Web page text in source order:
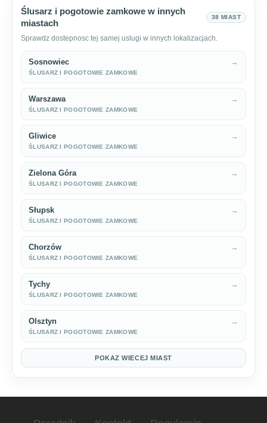
Ślusarz i pogotowie zamkowe w innych
miastach
38 MIAST
Sprawdz dostepnosc tej samej uslugi w innych lokalizacjach.
Sosnowiec
ŚLUSARZ I POGOTOWIE ZAMKOWE
→
Warszawa
ŚLUSARZ I POGOTOWIE ZAMKOWE
→
Gliwice
ŚLUSARZ I POGOTOWIE ZAMKOWE
→
Zielona Góra
ŚLUSARZ I POGOTOWIE ZAMKOWE
→
Słupsk
ŚLUSARZ I POGOTOWIE ZAMKOWE
→
Chorzów
ŚLUSARZ I POGOTOWIE ZAMKOWE
→
Tychy
ŚLUSARZ I POGOTOWIE ZAMKOWE
→
Olsztyn
ŚLUSARZ I POGOTOWIE ZAMKOWE
→
POKAZ WIECEJ MIAST